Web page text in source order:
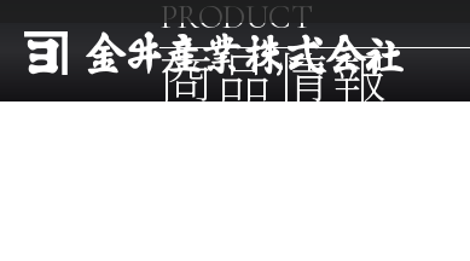
PRODUCT
商品情報